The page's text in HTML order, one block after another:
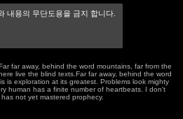
내용의 무단도용을 금지 합니다.
far away, behind the word mountains, far from the
live the blind texts.Far far away, behind the word
is exploration at its greatest. Problems look mighty
human has a finite number of heartbeats. I don't
not yet mastered prophecy.